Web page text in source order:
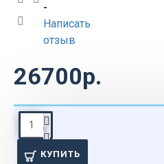
-
Написать
отзыв
26700р.
КУПИТЬ
ОПИСАНИЕ